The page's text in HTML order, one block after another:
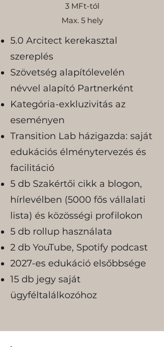
3 MFt-tól
Max. 5 hely
5.0 Arcitect kerekasztal
szereplés
Szövetség alapítólevelén
névvel alapító Partnerként
Kategória-exkluzivitás az
eseményen
Transition Lab házigazda: saját
edukációs élménytervezés és
facilitáció
5 db Szakértői cikk a blogon,
hírlevélben (5000 fős vállalati
lista) és közösségi profilokon
5 db rollup használata
2 db YouTube, Spotify podcast
2027-es edukáció elsőbbsége
15 db jegy saját
ügyféltalálkozóhoz